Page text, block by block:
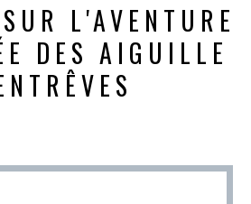
L'AVENTURE
DES AIGUILLE